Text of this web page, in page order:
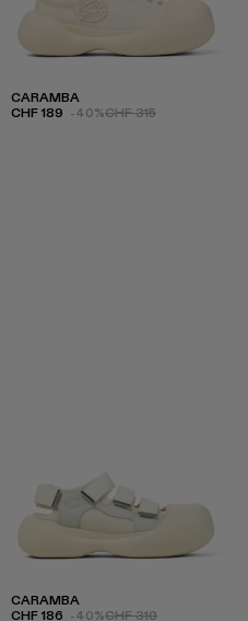
CARAMBA
CHF 189 -40%CHF 315
CARAMBA
CHF 186 -40%CHF 310